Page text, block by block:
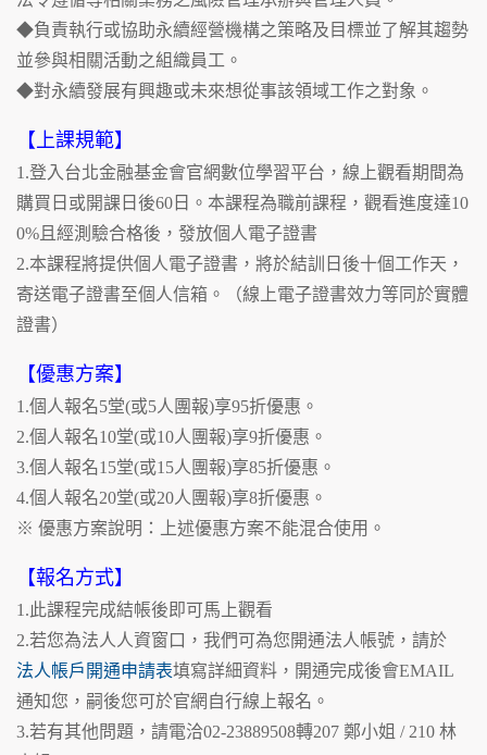
◆負責執行或協助永續經營機構之策略及目標並了解其趨勢
並參與相關活動之組織員工。
◆對永續發展有興趣或未來想從事該領域工作之對象。
【上課規範】
1.登入台北金融基金會官網數位學習平台，線上觀看期間為
購買日或開課日後60日。本課程為職前課程，觀看進度達10
0%且經測驗合格後，發放個人電子證書
2.本課程將提供個人電子證書，將於結訓日後十個工作天，
寄送電子證書至個人信箱。（線上電子證書效力等同於實體
證書）
【優惠方案】
1.個人報名5堂(或5人團報)享95折優惠。
2.個人報名10堂(或10人團報)享9折優惠。
3.個人報名15堂(或15人團報)享85折優惠。
4.個人報名20堂(或20人團報)享8折優惠。
※ 優惠方案說明：上述優惠方案不能混合使用。
【報名方式】
1.此課程完成結帳後即可馬上觀看
2.若您為法人人資窗口，我們可為您開通法人帳號，請於
法人帳戶開通申請表填寫詳細資料，開通完成後會EMAIL
通知您，嗣後您可於官網自行線上報名。
3.若有其他問題，請電洽02-23889508轉207 鄭小姐 / 210 林